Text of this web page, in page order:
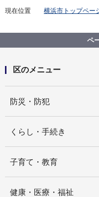
現在位置 横浜市トップペー
ペ
区のメニュー
防災・防犯
くらし・手続き
子育て・教育
健康・医療・福祉